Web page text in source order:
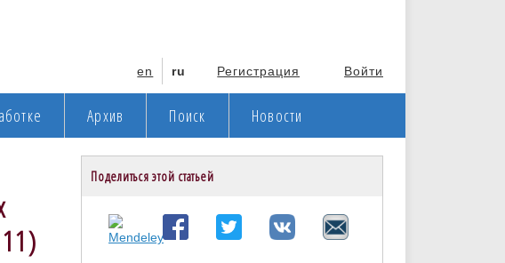
Регистрация Войти
en ru
Архив Поиск Новости
Поделиться этой статьей